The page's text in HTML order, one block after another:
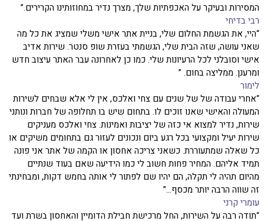
המסירות ובעיקר על האכפתיות שלך, מצרך נדיר במחוזותינו הקרירים.”
רבי בדיחי
“היי, את הגשמת החלום שלי, בניית אתר אישי משלי שמציג את כל מה
שאני עושה, שזה הבית שלי, הגשמתי בעזרת שופ סנטר. שירות אדיב
אישי וסובלני לכל הרעיונות שלי. כמו כן לאחרונה עבר האתר עיצוב חדש
ומרענן. ממליצה בחום. ”
לימור
“אחרי עבודה של של שנים עם צחי ואלכס, אין לי אלא שבחים לשירות
המעולה והאישי שאנו זוכים לו. בתחום שיש בו תחלופה של חברות ונותני
שירות, נדיר למצוא אי כזה של יציבות ואמינות. צחי ואלכס מעניקים
שירות יעיל ומקצועי בכל רגע ביום ונכונים לעזור גם בתחומים משיקים או
כל שאלה שמתעוררת. כשאני צריכה אחסון או הקמה של אתר אני פונה
תמיד אליהם. המחיר פחות חשוב לי כמו הידיעה שאם בעוד שנתיים
מהיום תהיה לי תקלה, הם יהיו שם לפתור לי אותה בחמש דקות, ומבחינתי
זה שווה הרבה יותר מכסף...”
עומרי קרני
“תודה רבה על השירות, החל מרכישת חבילת הדומיין והאחסון בשרת ועד